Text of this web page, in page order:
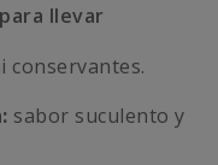
llevar
conservantes.
sabor suculento y